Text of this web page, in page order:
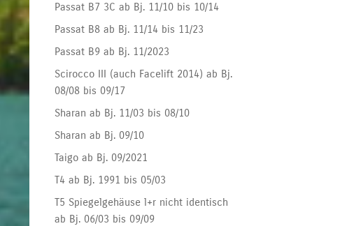
Passat B7 3C ab Bj. 11/10 bis 10/14
Passat B8 ab Bj. 11/14 bis 11/23
Passat B9 ab Bj. 11/2023
Scirocco III (auch Facelift 2014) ab Bj.
08/08 bis 09/17
Sharan ab Bj. 11/03 bis 08/10
Sharan ab Bj. 09/10
Taigo ab Bj. 09/2021
T4 ab Bj. 1991 bis 05/03
T5 Spiegelgehäuse l+r nicht identisch
ab Bj. 06/03 bis 09/09